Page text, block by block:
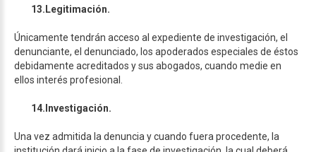
13.Legitimación.
Únicamente tendrán acceso al expediente de investigación, el
denunciante, el denunciado, los apoderados especiales de éstos
debidamente acreditados y sus abogados, cuando medie en
ellos interés profesional.
14.Investigación.
Una vez admitida la denuncia y cuando fuera procedente, la